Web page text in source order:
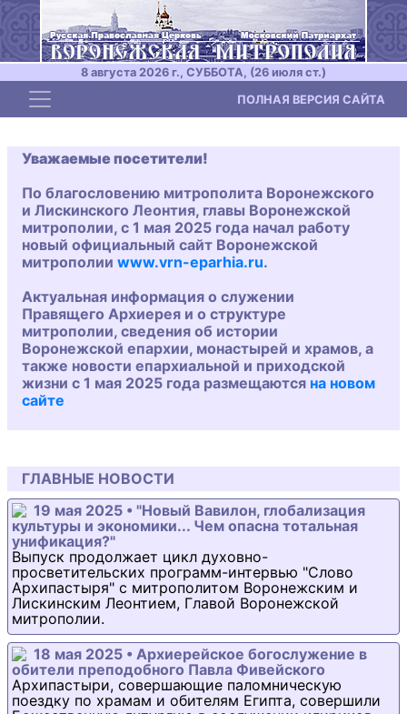
8 августа 2026 г., СУББОТА, (26 июля ст.)
Toggle navigation ПОЛНАЯ ВЕРСИЯ САЙТА
Уважаемые посетители!
По благословению митрополита Воронежского
и Лискинского Леонтия, главы Воронежской
митрополии, с 1 мая 2025 года начал работу
новый официальный сайт Воронежской
митрополии www.vrn-eparhia.ru.
Актуальная информация о служении
Правящего Архиерея и о структуре
митрополии, сведения об истории
Воронежской епархии, монастырей и храмов, а
также новости епархиальной и приходской
жизни с 1 мая 2025 года размещаются на новом
сайте
ГЛАВНЫЕ НОВОСТИ
19 мая 2025 • "Новый Вавилон, глобализация
культуры и экономики... Чем опасна тотальная
унификация?"
Выпуск продолжает цикл духовно-
просветительских программ-интервью "Слово
Архипастыря" с митрополитом Воронежским и
Лискинским Леонтием, Главой Воронежской
митрополии.
18 мая 2025 • Архиерейское богослужение в
обители преподобного Павла Фивейского
Архипастыри, совершающие паломническую
поездку по храмам и обителям Египта, совершили